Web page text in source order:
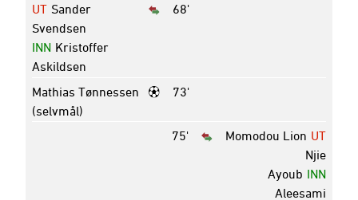
68'
UT Sander
Svendsen
INN Kristoffer
Askildsen
73'
Mathias Tønnessen
(selvmål)
75'
UT
Momodou Lion
Njie
INN
Ayoub
Aleesami